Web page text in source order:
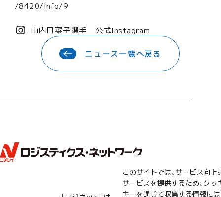
/8420/info/9
山内日菜子選手 公式Instagram
ニュース一覧へ戻る
このサイトでは、サービス向
サービスを提供するため、ク
キーを通じて収集する情報に